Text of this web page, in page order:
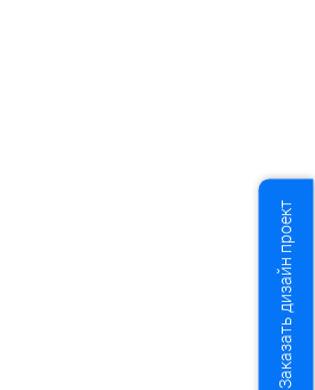
Заказать дизайн проект